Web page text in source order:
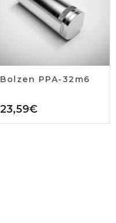
Bolzen PPA-32m6
23,59€